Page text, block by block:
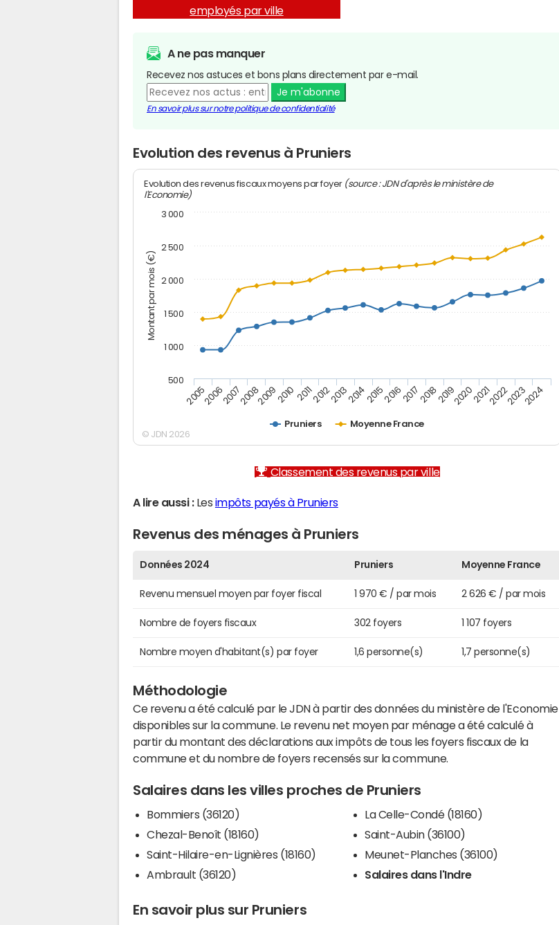
employés par ville
A ne pas manquer
Recevez nos astuces et bons plans directement par e-mail.
Je m'abonne
En savoir plus sur notre politique de confidentialité
Evolution des revenus à Pruniers
Montant par mois (€)
Evolution des revenus fiscaux moyens par foyer (source : JDN d'après le ministère de
l'Economie)
Pruniers Moyenne France
200520062007200820092010 20112012201320142015201620172018201920202021202220232024
500
1 000
1 500
2 000
2 500
3 000
© JDN 2026
Classement des revenus par ville
A lire aussi :Les impôts payés à Pruniers
Revenus des ménages à Pruniers
Données 2024 Pruniers Moyenne France
Revenu mensuel moyen par foyer fiscal 1 970 € / par mois 2 626 € / par mois
Nombre de foyers fiscaux 302 foyers 1 107 foyers
Nombre moyen d'habitant(s) par foyer 1,6 personne(s) 1,7 personne(s)
Méthodologie
Ce revenu a été calculé par le JDN à partir des données du ministère de l'Economie
disponibles sur la commune. Le revenu net moyen par ménage a été calculé à
partir du montant des déclarations aux impôts de tous les foyers fiscaux de la
commune et du nombre de foyers recensés sur la commune.
Salaires dans les villes proches de Pruniers
Bommiers (36120)
Chezal-Benoît (18160)
Saint-Hilaire-en-Lignières (18160)
Ambrault (36120)
La Celle-Condé (18160)
Saint-Aubin (36100)
Meunet-Planches (36100)
Salaires dans l'Indre
En savoir plus sur Pruniers